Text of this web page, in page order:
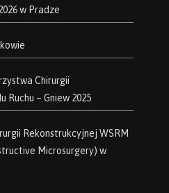
w Pradze
Chirurgii
Ruchu – Gniew 2025
Rekonstrukcyjnej WSRM
Microsurgery) w